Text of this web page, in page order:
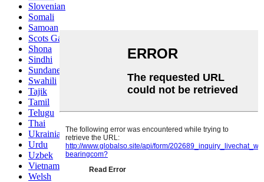
Slovenian
Somali
Samoan
Scots Gaelic
Shona
Sindhi
Sundanese
Swahili
Tajik
Tamil
Telugu
Thai
Ukrainian
Urdu
Uzbek
Vietnamese
Welsh